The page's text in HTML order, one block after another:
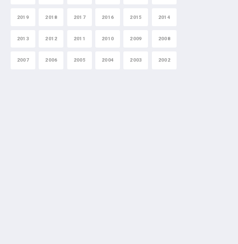
2019 2018 2017 2016 2015 2014
2013 2012 2011 2010 2009 2008
2007 2006 2005 2004 2003 2002